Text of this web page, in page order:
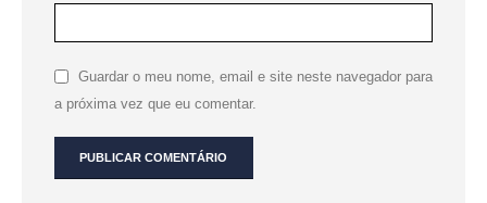
Guardar o meu nome, email e site neste navegador para
a próxima vez que eu comentar.